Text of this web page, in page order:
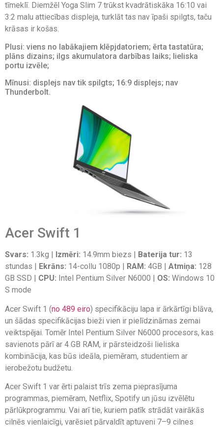
tīmeklī. Diemžēl Yoga Slim 7 trūkst kvadrātiskāka 16:10 vai
3:2 malu attiecības displeja, turklāt tas nav īpaši spilgts, taču
krāsas ir košas.
Plusi: viens no labākajiem klēpjdatoriem; ērta tastatūra;
plāns dizains; ilgs akumulatora darbības laiks; lieliska
portu izvēle;
Mīnusi: displejs nav tik spilgts; 16:9 displejs; nav
Thunderbolt.
Acer Swift 1
Svars: 1.3kg | Izmēri: 14.9mm biezs | Baterija tur: 13
stundas |
Ekrāns: 14-collu 1080p | RAM: 4GB | Atmiņa: 128
GB SSD | CPU: Intel Pentium Silver N6000 | OS: Windows 10
S mode
Acer Swift 1 (no 489 eiro) specifikāciju lapa ir ārkārtīgi blāva,
un šādas specifikācijas bieži vien ir pielīdzināmas zemai
veiktspējai. Tomēr Intel Pentium Silver N6000 procesors, kas
savienots pārī ar 4 GB RAM, ir pārsteidzoši lieliska
kombinācija, kas būs ideāla, piemēram, studentiem ar
ierobežotu budžetu.
Acer Swift 1 var ērti palaist trīs zema pieprasījuma
programmas, piemēram, Netflix, Spotify un jūsu izvēlētu
pārlūkprogrammu. Vai arī tie, kuriem patīk strādāt vairākās
cilnēs vienlaicīgi, varēsiet pārvaldīt aptuveni 7–9 cilnes